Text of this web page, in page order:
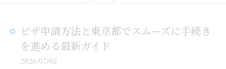
ビザ申請方法と東京都でスムーズに手続き
を進める最新ガイド
2026/07/02